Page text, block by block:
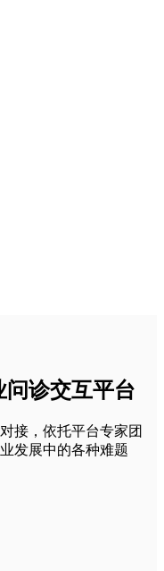
问诊交互平台
接，依托平台专家团
发展中的各种难题